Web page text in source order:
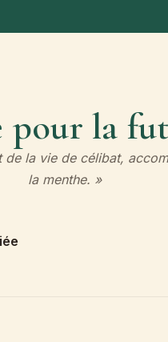
la
la vie de célibat,
la menthe. »